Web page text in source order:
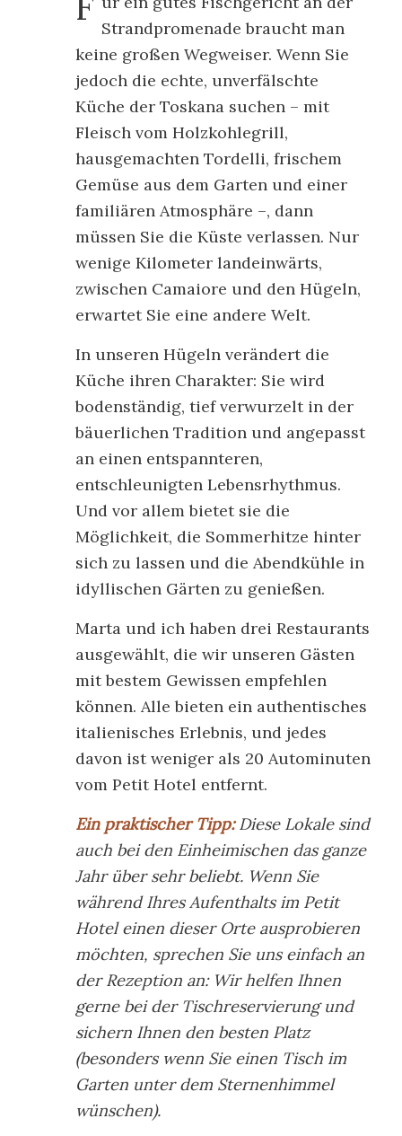
Strandpromenade braucht man
keine großen Wegweiser. Wenn Sie
jedoch die echte, unverfälschte
Küche der Toskana suchen – mit
Fleisch vom Holzkohlegrill,
hausgemachten Tordelli, frischem
Gemüse aus dem Garten und einer
familiären Atmosphäre –, dann
müssen Sie die Küste verlassen. Nur
wenige Kilometer landeinwärts,
zwischen Camaiore und den Hügeln,
erwartet Sie eine andere Welt.
In unseren Hügeln verändert die
Küche ihren Charakter: Sie wird
bodenständig, tief verwurzelt in der
bäuerlichen Tradition und angepasst
an einen entspannteren,
entschleunigten Lebensrhythmus.
Und vor allem bietet sie die
Möglichkeit, die Sommerhitze hinter
sich zu lassen und die Abendkühle in
idyllischen Gärten zu genießen.
Marta und ich haben drei Restaurants
ausgewählt, die wir unseren Gästen
mit bestem Gewissen empfehlen
können. Alle bieten ein authentisches
italienisches Erlebnis, und jedes
davon ist weniger als 20 Autominuten
vom Petit Hotel entfernt.
Ein praktischer Tipp:Diese Lokale sind
auch bei den Einheimischen das ganze
Jahr über sehr beliebt. Wenn Sie
während Ihres Aufenthalts im Petit
Hotel einen dieser Orte ausprobieren
möchten, sprechen Sie uns einfach an
der Rezeption an: Wir helfen Ihnen
gerne bei der Tischreservierung und
sichern Ihnen den besten Platz
(besonders wenn Sie einen Tisch im
Garten unter dem Sternenhimmel
wünschen).